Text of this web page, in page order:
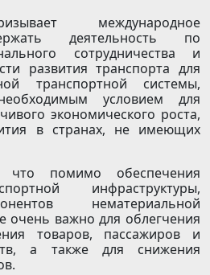
международное
деятельность по
сотрудничества и
развития транспорта для
транспортной системы,
условием для
экономического роста,
в странах, не имеющих
что помимо обеспечения
инфраструктуры,
нематериальной
очень важно для облегчения
товаров, пассажиров и
а также для снижения